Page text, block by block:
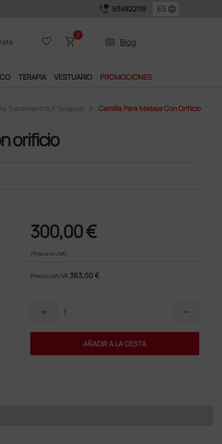
call_quality 934922119 language
favorite_border shopping_cart0
two_pager Blog
TERAPIA VESTUARIO PROMOCIONES
Tratamientos Y Terapias Camilla Para Masaje Con Orificio
orificio
300,00 €
(Precio sin IVA)
Precio con IVA 363,00 €
add remove
AÑADIR A LA CESTA